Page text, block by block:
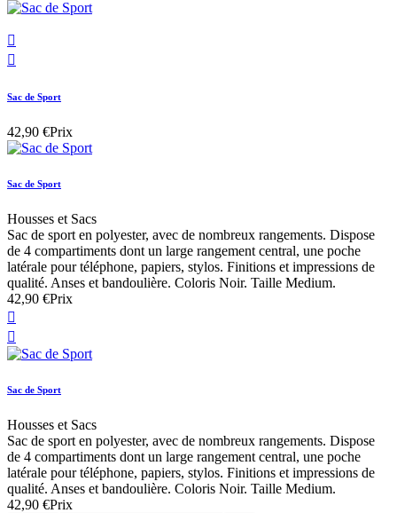


Sac de Sport
42,90 €Prix
Sac de Sport
Housses et Sacs
Sac de sport en polyester, avec de nombreux rangements. Dispose
de 4 compartiments dont un large rangement central, une poche
latérale pour téléphone, papiers, stylos. Finitions et impressions de
qualité. Anses et bandoulière. Coloris Noir. Taille Medium.
42,90 €Prix


Sac de Sport
Housses et Sacs
Sac de sport en polyester, avec de nombreux rangements. Dispose
de 4 compartiments dont un large rangement central, une poche
latérale pour téléphone, papiers, stylos. Finitions et impressions de
qualité. Anses et bandoulière. Coloris Noir. Taille Medium.
42,90 €Prix